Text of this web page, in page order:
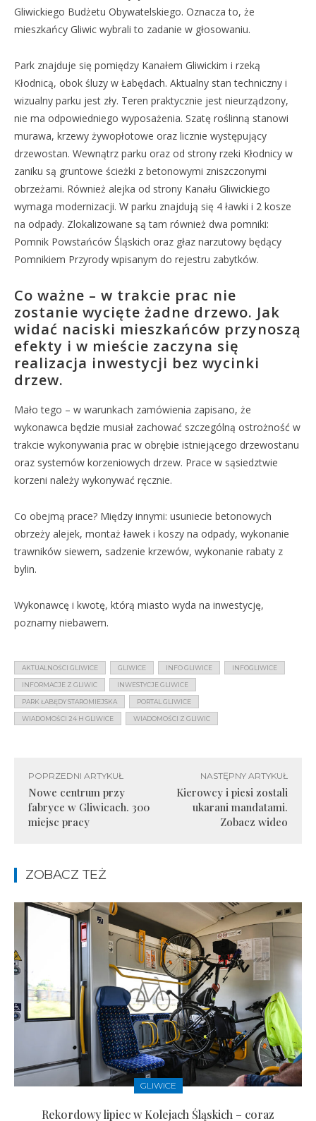
Gliwickiego Budżetu Obywatelskiego. Oznacza to, że
mieszkańcy Gliwic wybrali to zadanie w głosowaniu.
Park znajduje się pomiędzy Kanałem Gliwickim i rzeką
Kłodnicą, obok śluzy w Łabędach. Aktualny stan techniczny i
wizualny parku jest zły. Teren praktycznie jest nieurządzony,
nie ma odpowiedniego wyposażenia. Szatę roślinną stanowi
murawa, krzewy żywopłotowe oraz licznie występujący
drzewostan. Wewnątrz parku oraz od strony rzeki Kłodnicy w
zaniku są gruntowe ścieżki z betonowymi zniszczonymi
obrzeżami. Również alejka od strony Kanału Gliwickiego
wymaga modernizacji. W parku znajdują się 4 ławki i 2 kosze
na odpady. Zlokalizowane są tam również dwa pomniki:
Pomnik Powstańców Śląskich oraz głaz narzutowy będący
Pomnikiem Przyrody wpisanym do rejestru zabytków.
Co ważne – w trakcie prac nie
zostanie wycięte żadne drzewo. Jak
widać naciski mieszkańców przynoszą
efekty i w mieście zaczyna się
realizacja inwestycji bez wycinki
drzew.
Mało tego – w warunkach zamówienia zapisano, że
wykonawca będzie musiał zachować szczególną ostrożność w
trakcie wykonywania prac w obrębie istniejącego drzewostanu
oraz systemów korzeniowych drzew. Prace w sąsiedztwie
korzeni należy wykonywać ręcznie.
Co obejmą prace? Między innymi: usuniecie betonowych
obrzeży alejek, montaż ławek i koszy na odpady, wykonanie
trawników siewem, sadzenie krzewów, wykonanie rabaty z
bylin.
Wykonawcę i kwotę, którą miasto wyda na inwestycję,
poznamy niebawem.
AKTUALNOŚCI GLIWICE GLIWICE INFO GLIWICE INFOGLIWICE
INFORMACJE Z GLIWIC INWESTYCJE GLIWICE
PARK ŁABĘDY STAROMIEJSKA PORTAL GLIWICE
WIADOMOŚCI 24 H GLIWICE WIADOMOŚCI Z GLIWIC
POPRZEDNI ARTYKUŁ
Nowe centrum przy
fabryce w Gliwicach. 300
miejsc pracy
NASTĘPNY ARTYKUŁ
Kierowcy i piesi zostali
ukarani mandatami.
Zobacz wideo
ZOBACZ TEŻ
GLIWICE
Rekordowy lipiec w Kolejach Śląskich – coraz